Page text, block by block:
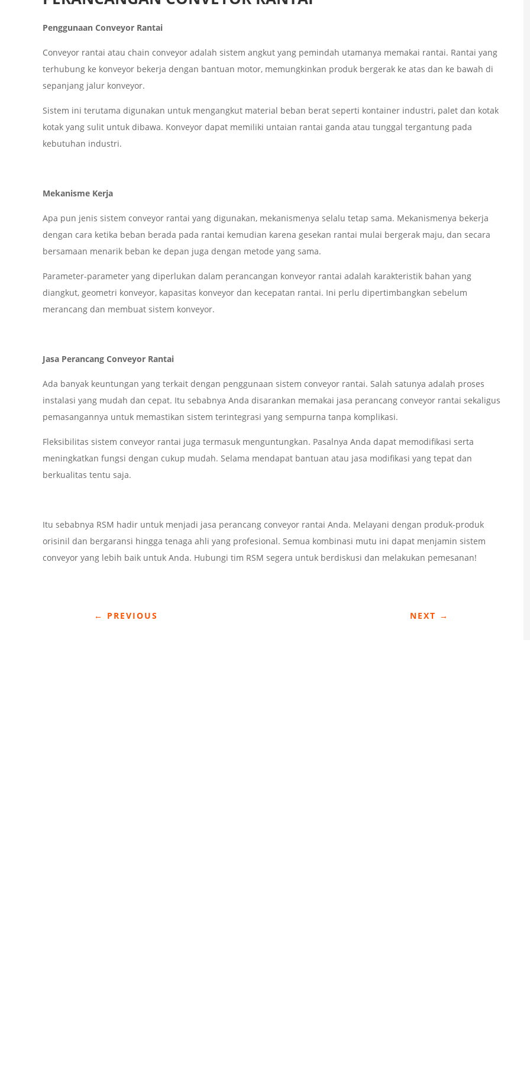
Penggunaan Conveyor Rantai
Conveyor rantai atau chain conveyor adalah sistem angkut yang pemindah utamanya memakai rantai. Rantai yang
terhubung ke konveyor bekerja dengan bantuan motor, memungkinkan produk bergerak ke atas dan ke bawah di
sepanjang jalur konveyor.
Sistem ini terutama digunakan untuk mengangkut material beban berat seperti kontainer industri, palet dan kotak
kotak yang sulit untuk dibawa. Konveyor dapat memiliki untaian rantai ganda atau tunggal tergantung pada
kebutuhan industri.
Mekanisme Kerja
Apa pun jenis sistem conveyor rantai yang digunakan, mekanismenya selalu tetap sama. Mekanismenya bekerja
dengan cara ketika beban berada pada rantai kemudian karena gesekan rantai mulai bergerak maju, dan secara
bersamaan menarik beban ke depan juga dengan metode yang sama.
Parameter-parameter yang diperlukan dalam perancangan konveyor rantai adalah karakteristik bahan yang
diangkut, geometri konveyor, kapasitas konveyor dan kecepatan rantai. Ini perlu dipertimbangkan sebelum
merancang dan membuat sistem konveyor.
Jasa Perancang Conveyor Rantai
Ada banyak keuntungan yang terkait dengan penggunaan sistem conveyor rantai. Salah satunya adalah proses
instalasi yang mudah dan cepat. Itu sebabnya Anda disarankan memakai jasa perancang conveyor rantai sekaligus
pemasangannya untuk memastikan sistem terintegrasi yang sempurna tanpa komplikasi.
Fleksibilitas sistem conveyor rantai juga termasuk menguntungkan. Pasalnya Anda dapat memodifikasi serta
meningkatkan fungsi dengan cukup mudah. Selama mendapat bantuan atau jasa modifikasi yang tepat dan
berkualitas tentu saja.
Itu sebabnya RSM hadir untuk menjadi jasa perancang conveyor rantai Anda. Melayani dengan produk-produk
orisinil dan bergaransi hingga tenaga ahli yang profesional. Semua kombinasi mutu ini dapat menjamin sistem
conveyor yang lebih baik untuk Anda. Hubungi tim RSM segera untuk berdiskusi dan melakukan pemesanan!
← PREVIOUS NEXT →